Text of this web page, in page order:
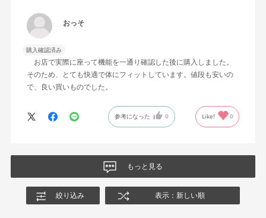
おっそ
購入確認済み
お店で実際に座って機能を一通り確認した後に購入しました。
そのため、とても快適で体にフィットしています。値段も安いの
で、良い買いものでした。
参考になった 0 Like! 0
もっと見る
絞り込み 表示：新しい順